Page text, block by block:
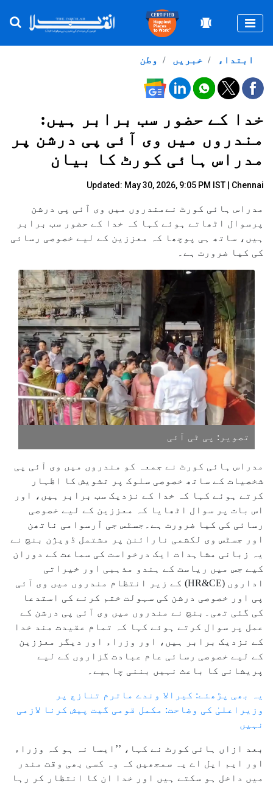
وطن خبریں ابتداء
خدا کے حضور سب برابر ہیں:
مندروں میں وی آئی پی درشن پر
مدراس ہائی کورٹ کا بیان
Updated: May 30, 2026, 9:05 PM IST | Chennai
مدراس ہائی کورٹ نےمندروں میں وی آئی پی درشن
پرسوال اٹھاتے ہوئے کہا کہ خدا کے حضور سب برابر
ہیں، ساتھ ہی پوچھا کہ معززین کے لیے خصوصی رسائی
کی کیا ضرورت ہے۔
تصویر: پی ٹی آئی
مدراس ہائی کورٹ نے جمعہ کو مندروں میں وی آئی پی
شخصیات کے ساتھ خصوصی سلوک پر تشویش کا اظہار
کرتے ہوئے کہا کہ خدا کے نزدیک سب برابر ہیں، اور
اس بات پر سوال اٹھایا کہ معززین کے لیے خصوصی
رسائی کی کیا ضرورت ہے۔جسٹس جی آرسوامی ناتھن
اور جسٹس وی لکشمی نارائنن پر مشتمل ڈویژن بنچ نے
یہ زبانی مشاہدات ایک درخواست کی سماعت کے دوران
کیے جس میں ریاست کے ہندو مذہبی اور خیراتی
اداروں (HR&CE) کے زیر انتظام مندروں میں وی آئی
پی اور خصوصی درشن کی سہولت ختم کرنے کی استدعا
کی گئی تھی۔بنچ نے مندروں میں وی آئی پی درشن کے
عمل پر سوال کرتے ہوئے کہا کہ تمام عقیدت مند خدا
کے نزدیک برابر ہیں، اور وزراء اور دیگر معززین
کے لیے خصوصی رسائی عام عبادت گزاروں کے لیے
پریشانی کا باعث نہیں بننی چاہیے۔
یہ بھی پڑھئے: کیرالا وندے ماترم تنازع پر
وزیراعلیٰ کی وضاحت: مکمل قومی گیت پیش کرنا لازمی
نہیں
بعد ازاں ہائی کورٹ نے کہا، ’’ایسا نہ ہو کہ وزراء
اور ایم ایل اے یہ سمجھیں کہ وہ کسی بھی وقت مندر
میں داخل ہو سکتے ہیں اور خدا ان کا انتظار کر رہا